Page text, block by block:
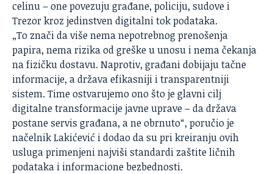
celinu – one povezuju građane, policiju, sudove i
Trezor kroz jedinstven digitalni tok podataka.
„To znači da više nema nepotrebnog prenošenja
papira, nema rizika od greške u unosu i nema čekanja
na fizičku dostavu. Naprotiv, građani dobijaju tačne
informacije, a država efikasniji i transparentniji
sistem. Time ostvarujemo ono što je glavni cilj
digitalne transformacije javne uprave – da država
postane servis građana, a ne obrnuto“, poručio je
načelnik Lakićević i dodao da su pri kreiranju ovih
usluga primenjeni najviši standardi zaštite ličnih
podataka i informacione bezbednosti.